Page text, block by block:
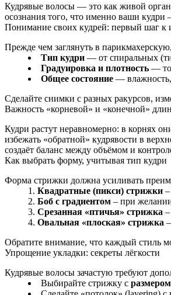
Кудрявые волосы — это как живой
осознания того, что именно ваши кудри
Понимание своих кудрей: первый шаг к
Прежде чем заглянуть в
Тип кудри — от спиральных
Градуировка и плотность —
Общее состояние — влажность,
Сделайте снимки с разных ракурсов,
Важность «корневой» и «конечной»
Кудри растут неравномерно: в корнях
избежать «обратной» кудрявости в
создаёт баланс между объёмом и
Как выбрать форму, учитывая тип кудри
Форма стрижки должна усиливать
Квадратные (пикси) стрижки
Боб с градиентом – при
Срезанная «птичья» стрижка
Овальная «плоская» стрижка
Обратите внимание, что каждый стиль
Упрощение укладки: секреты лёгкости
Кудрявые волосы зачастую требуют
Выбирайте стрижку с